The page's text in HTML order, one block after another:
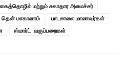
கைத்தொழில் மற்றும் சுகாதார அமைச்சர்
தென் மாகாணம்
பாடசாலை மாணவர்கள்
ஸ்மார்ட் வகுப்பறைகள்